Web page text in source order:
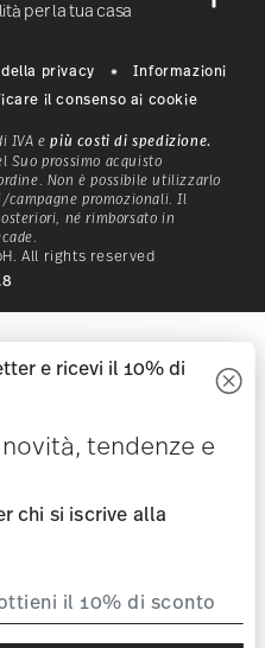
per la tua casa
iniziata in
1814,
è un marchio
a vivere nella
privacy
Informazioni
il consenso ai cookie
IVA epiù costi di spedizione.
Suo prossimo acquisto
Non è possibile utilizzarlo
promozionali. Il
né rimborsato in
All rights reserved
e ricevi il 10% di
tendenze e
chi si iscrive alla